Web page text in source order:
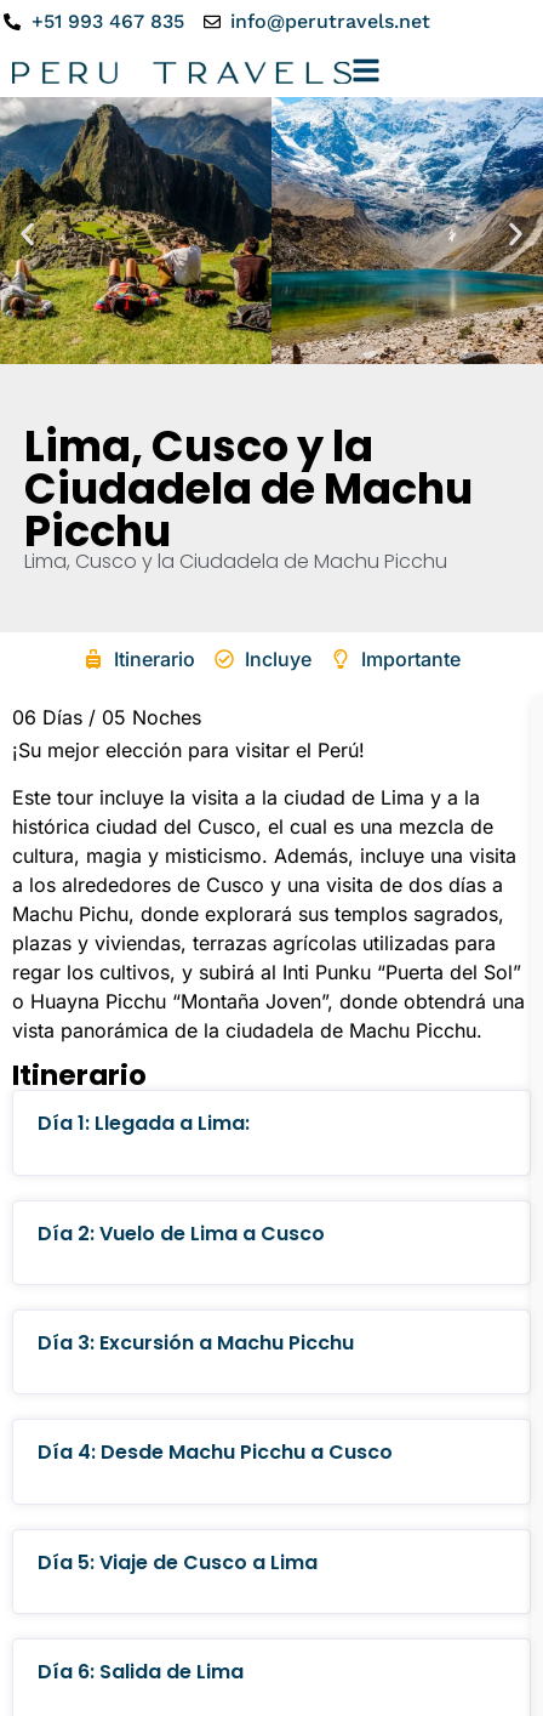
+51 993 467 835 info@perutravels.net
Lima, Cusco y la
Ciudadela de Machu
Picchu
Lima, Cusco y la Ciudadela de Machu Picchu
Itinerario Incluye Importante
06 Días / 05 Noches
¡Su mejor elección para visitar el Perú!
Este tour incluye la visita a la ciudad de Lima y a la
histórica ciudad del Cusco, el cual es una mezcla de
cultura, magia y misticismo. Además, incluye una visita
a los alrededores de Cusco y una visita de dos días a
Machu Pichu, donde explorará sus templos sagrados,
plazas y viviendas, terrazas agrícolas utilizadas para
regar los cultivos, y subirá al Inti Punku “Puerta del Sol”
o Huayna Picchu “Montaña Joven”, donde obtendrá una
vista panorámica de la ciudadela de Machu Picchu.
Itinerario
Día 1: Llegada a Lima:
Día 2: Vuelo de Lima a Cusco
Día 3: Excursión a Machu Picchu
Día 4: Desde Machu Picchu a Cusco
Día 5: Viaje de Cusco a Lima
Día 6: Salida de Lima